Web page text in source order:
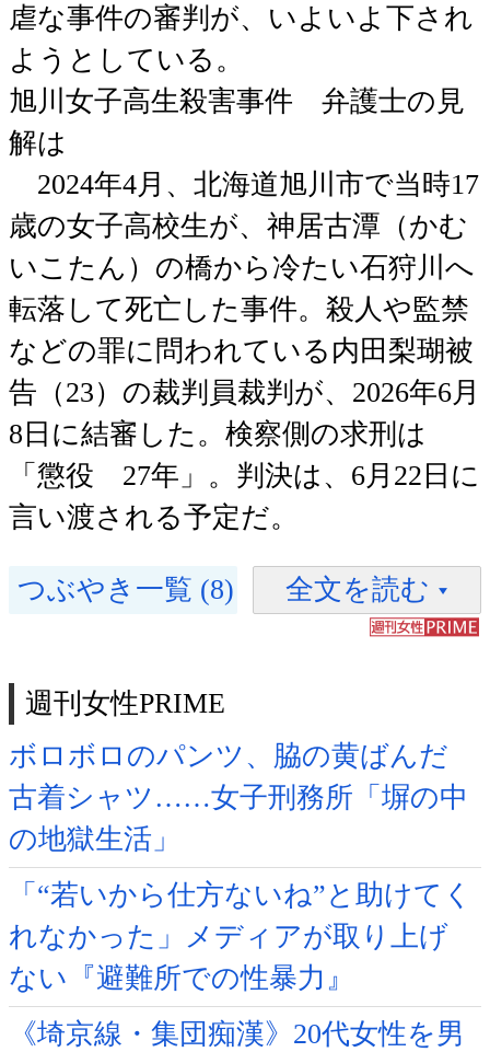
虐な事件の審判が、いよいよ下され
ようとしている。
旭川女子高生殺害事件 弁護士の見
解は
2024年4月、北海道旭川市で当時17
歳の女子高校生が、神居古潭（かむ
いこたん）の橋から冷たい石狩川へ
転落して死亡した事件。殺人や監禁
などの罪に問われている内田梨瑚被
告（23）の裁判員裁判が、2026年6月
8日に結審した。検察側の求刑は
「懲役 27年」。判決は、6月22日に
言い渡される予定だ。
つぶやき一覧 (8) 全文を読む
週刊女性PRIME
ボロボロのパンツ、脇の黄ばんだ
古着シャツ……女子刑務所「塀の中
の地獄生活」
「“若いから仕方ないね”と助けてく
れなかった」メディアが取り上げ
ない『避難所での性暴力』
《埼京線・集団痴漢》20代女性を男